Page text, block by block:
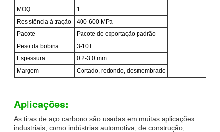
MOQ
1T
Resistência à tração
400-600 MPa
Pacote
Pacote de exportação padrão
Peso da bobina
3-10T
Espessura
0.2-3.0 mm
Margem
Cortado, redondo, desmembrado
Aplicações:
As tiras de aço carbono são usadas em muitas aplicações
industriais, como indústrias automotiva, de construção,